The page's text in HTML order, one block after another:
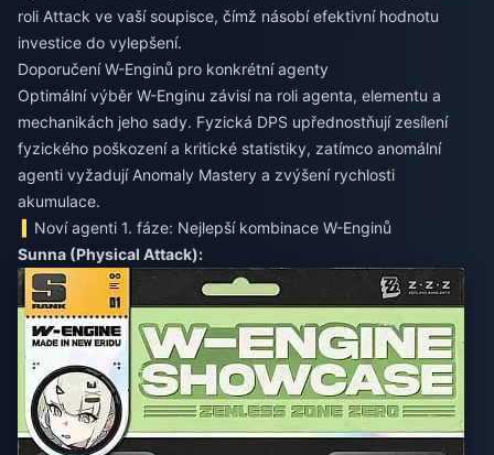
roli Attack ve vaší soupisce, čímž násobí efektivní hodnotu
investice do vylepšení.
Doporučení W-Enginů pro konkrétní agenty
Optimální výběr W-Enginu závisí na roli agenta, elementu a
mechanikách jeho sady. Fyzická DPS upřednostňují zesílení
fyzického poškození a kritické statistiky, zatímco anomální
agenti vyžadují Anomaly Mastery a zvýšení rychlosti
akumulace.
Noví agenti 1. fáze: Nejlepší kombinace W-Enginů
Sunna (Physical Attack):